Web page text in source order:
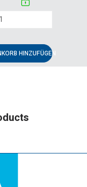
HINZUFÜGEN